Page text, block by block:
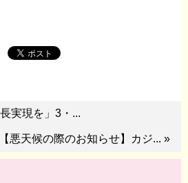
実現を」3・...
【悪天候の際のお知らせ】カジ... »